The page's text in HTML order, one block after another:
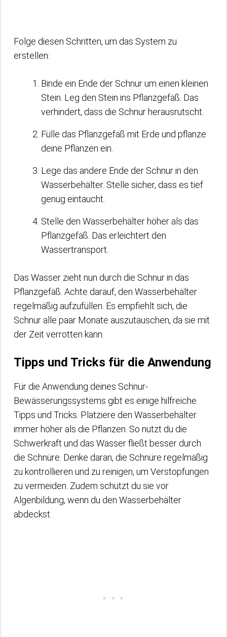
Folge diesen Schritten, um das System zu
erstellen:
Binde ein Ende der Schnur um einen kleinen
Stein. Leg den Stein ins Pflanzgefäß. Das
verhindert, dass die Schnur herausrutscht.
Fülle das Pflanzgefäß mit Erde und pflanze
deine Pflanzen ein.
Lege das andere Ende der Schnur in den
Wasserbehälter. Stelle sicher, dass es tief
genug eintaucht.
Stelle den Wasserbehälter höher als das
Pflanzgefäß. Das erleichtert den
Wassertransport.
Das Wasser zieht nun durch die Schnur in das
Pflanzgefäß. Achte darauf, den Wasserbehälter
regelmäßig aufzufüllen. Es empfiehlt sich, die
Schnur alle paar Monate auszutauschen, da sie mit
der Zeit verrotten kann.
Tipps und Tricks für die Anwendung
Für die Anwendung deines Schnur-
Bewässerungssystems gibt es einige hilfreiche
Tipps und Tricks. Platziere den Wasserbehälter
immer höher als die Pflanzen. So nutzt du die
Schwerkraft und das Wasser fließt besser durch
die Schnüre. Denke daran, die Schnüre regelmäßig
zu kontrollieren und zu reinigen, um Verstopfungen
zu vermeiden. Zudem schützt du sie vor
Algenbildung, wenn du den Wasserbehälter
abdeckst.